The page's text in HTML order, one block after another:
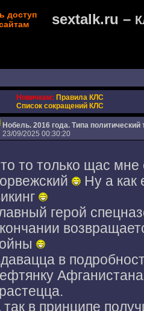
доступ
sextalk.ru –
Новичкам: Правила КЛС
Список сокращений КЛС
Нобель. 2016 года. Типа политический
23/09/2025 00:30:20
то только щас мне
Ну а как
герой
в
так в принципе